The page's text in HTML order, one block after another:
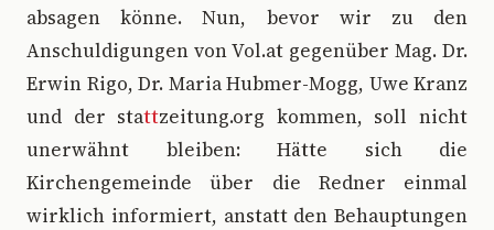
absagen könne. Nun, bevor wir zu den
Anschuldigungen von Vol.at gegenüber Mag. Dr.
Erwin Rigo, Dr. Maria Hubmer-Mogg, Uwe Kranz
und der stattzeitung.org kommen, soll nicht
unerwähnt bleiben: Hätte sich die
Kirchengemeinde über die Redner einmal
wirklich informiert, anstatt den Behauptungen